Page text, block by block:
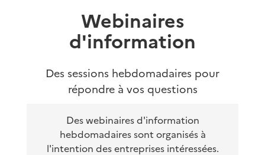
Webinaires
d'information
Des sessions hebdomadaires pour
répondre à vos questions
Des webinaires d'information
hebdomadaires sont organisés à
l'intention des entreprises intéressées.